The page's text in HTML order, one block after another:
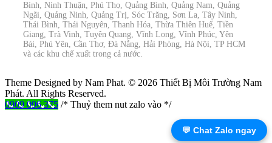
Bình, Ninh Thuận, Phú Thọ, Quảng Bình, Quảng Nam, Quảng
Ngãi, Quảng Ninh, Quảng Trị, Sóc Trăng, Sơn La, Tây Ninh,
Thái Bình, Thái Nguyên, Thanh Hóa, Thừa Thiên Huế, Tiền
Giang, Trà Vinh, Tuyên Quang, Vĩnh Long, Vĩnh Phúc, Yên
Bái, Phú Yên, Cần Thơ, Đà Nẵng, Hải Phòng, Hà Nội, TP HCM
và các khu chế xuất trong cả nước.
Theme Designed by Nam Phat. © 2026 Thiết Bị Môi Trường Nam
Phát. All Rights Reserved.
0909 096 375 /* Thuỷ them nut zalo vào */
💬 Chat Zalo ngay